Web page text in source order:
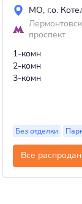
МО, г.о.
проспект
1-комн
2-комн
3-комн
Без отделки
Все